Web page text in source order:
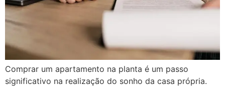
Comprar um apartamento na planta é um passo
significativo na realização do sonho da casa própria.